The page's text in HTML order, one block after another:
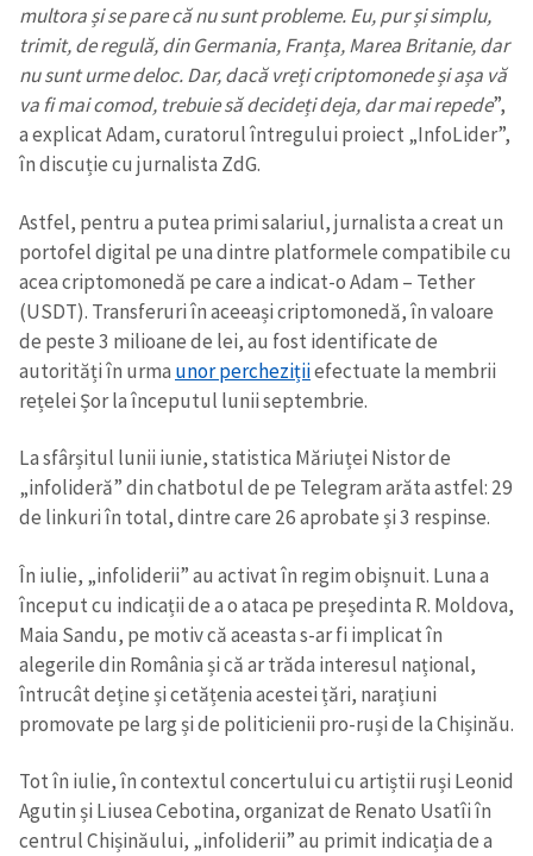
multora și se pare că nu sunt probleme. Eu, pur și simplu,
trimit, de regulă, din Germania, Franța, Marea Britanie, dar
nu sunt urme deloc. Dar, dacă vreți criptomonede și așa vă
va fi mai comod, trebuie să decideți deja, dar mai repede”,
a explicat Adam, curatorul întregului proiect „InfoLider”,
în discuție cu jurnalista ZdG.
Astfel, pentru a putea primi salariul, jurnalista a creat un
portofel digital pe una dintre platformele compatibile cu
acea criptomonedă pe care a indicat-o Adam – Tether
(USDT). Transferuri în aceeași criptomonedă, în valoare
de peste 3 milioane de lei, au fost identificate de
autorități în urma unor perchezițiiefectuate la membrii
rețelei Șor la începutul lunii septembrie.
La sfârșitul lunii iunie, statistica Măriuței Nistor de
„infolideră” din chatbotul de pe Telegram arăta astfel: 29
de linkuri în total, dintre care 26 aprobate și 3 respinse.
În iulie, „infoliderii” au activat în regim obișnuit. Luna a
început cu indicații de a o ataca pe președinta R. Moldova,
Maia Sandu, pe motiv că aceasta s-ar fi implicat în
alegerile din România și că ar trăda interesul național,
întrucât deține și cetățenia acestei țări, narațiuni
promovate pe larg și de politicienii pro-ruși de la Chișinău.
Tot în iulie, în contextul concertului cu artiștii ruși Leonid
Agutin și Liusea Cebotina, organizat de Renato Usatîi în
centrul Chișinăului, „infoliderii” au primit indicația de a